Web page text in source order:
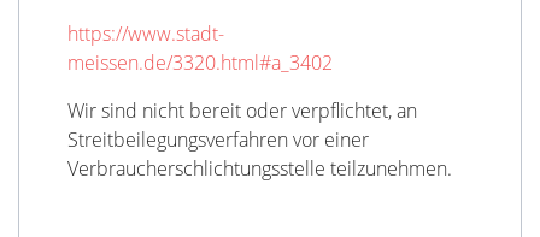
https://www.stadt-
meissen.de/3320.html#a_3402
Wir sind nicht bereit oder verpflichtet, an
Streitbeilegungsverfahren vor einer
Verbraucherschlichtungsstelle teilzunehmen.